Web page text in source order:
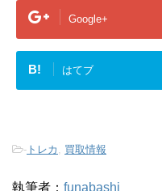
Google+
B! はてブ
- トレカ 買取情報
執筆者： funabashi